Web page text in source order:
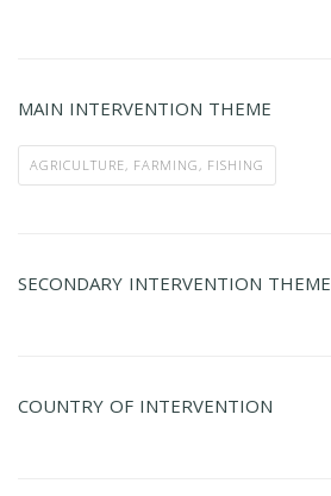
MAIN INTERVENTION THEME
AGRICULTURE, FARMING, FISHING
SECONDARY INTERVENTION THEME
COUNTRY OF INTERVENTION